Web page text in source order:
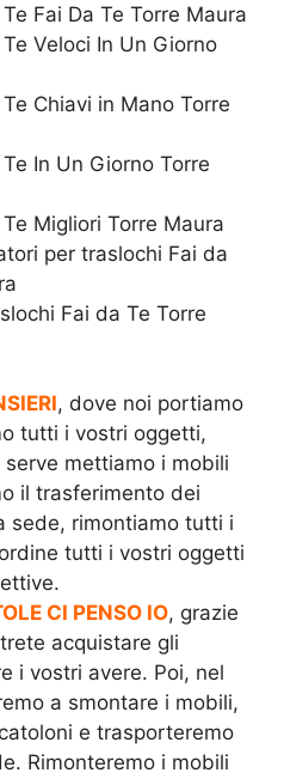
Fai Da Te Torre Maura
Veloci In Un Giorno
Chiavi in Mano Torre
In Un Giorno Torre
Migliori Torre Maura
per traslochi Fai da
Fai da Te Torre
, dove noi portiamo
tutti i vostri oggetti,
mettiamo i mobili
il trasferimento dei
sede, rimontiamo tutti i
tutti i vostri oggetti
CI PENSO IO, grazie
acquistare gli
i vostri avere. Poi, nel
a smontare i mobili,
e trasporteremo
Rimonteremo i mobili